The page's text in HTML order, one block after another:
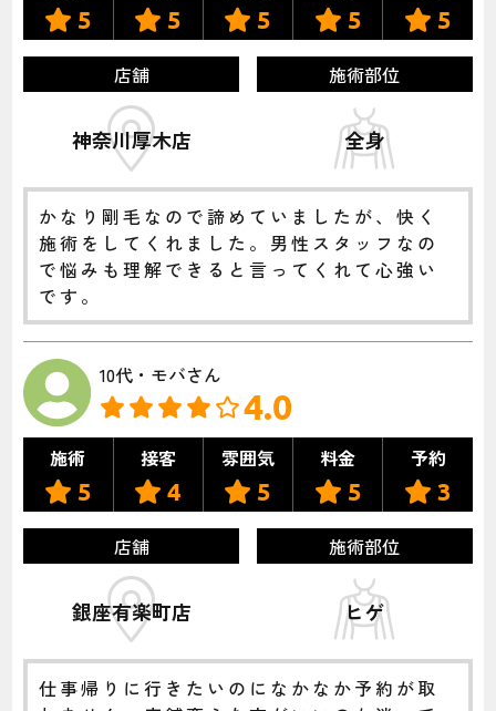
5 5 5 5 5
店舗
神奈川厚木店
施術部位
全身
かなり剛毛なので諦めていましたが、快く
施術をしてくれました。男性スタッフなの
で悩みも理解できると言ってくれて心強い
です。
10代・モバさん
4.0
施術
5
接客
4
雰囲気
5
料金
5
予約
3
店舗
銀座有楽町店
施術部位
ヒゲ
仕事帰りに行きたいのになかなか予約が取